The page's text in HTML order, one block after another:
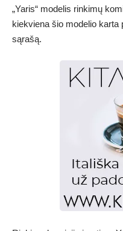
„Yaris“ modelis rinkimų
kiekviena šio modelio karta
sąrašą.